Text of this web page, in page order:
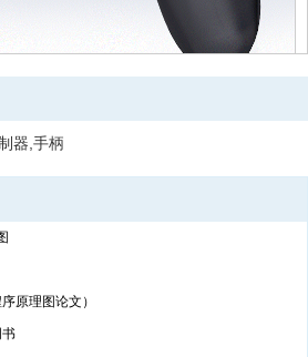
器,手柄
原理图论文）